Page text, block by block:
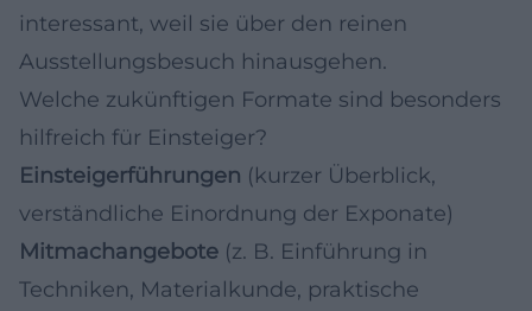
interessant, weil sie über den reinen
Ausstellungsbesuch hinausgehen.
Welche zukünftigen Formate sind besonders
hilfreich für Einsteiger?
Einsteigerführungen (kurzer Überblick,
verständliche Einordnung der Exponate)
Mitmachangebote (z. B. Einführung in
Techniken, Materialkunde, praktische